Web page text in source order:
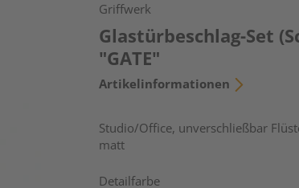
Griffwerk
Glastürbeschlag-Set
"GATE"
Artikelinformationen
Studio/Office, unverschließbar
matt
Detailfarbe